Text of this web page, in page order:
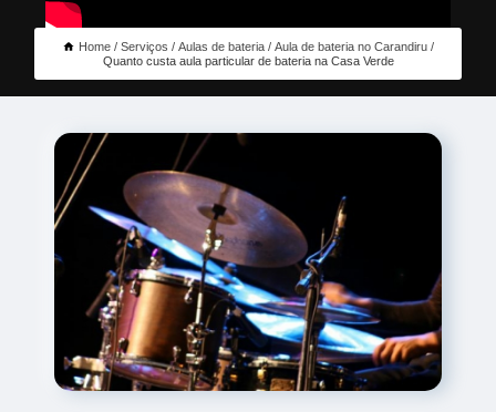
Home Serviços Aulas de bateria
Aula de bateria no Carandiru
Quanto custa aula particular de bateria na Casa Verde